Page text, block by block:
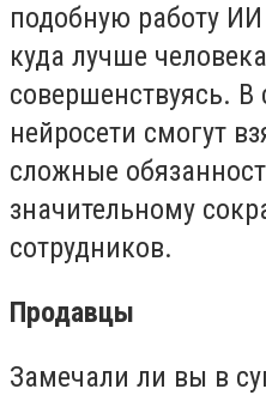
подобную работу
куда лучше
совершенствуясь.
нейросети смогут
сложные
значительному
сотрудников.
Продавцы
Замечали ли вы в